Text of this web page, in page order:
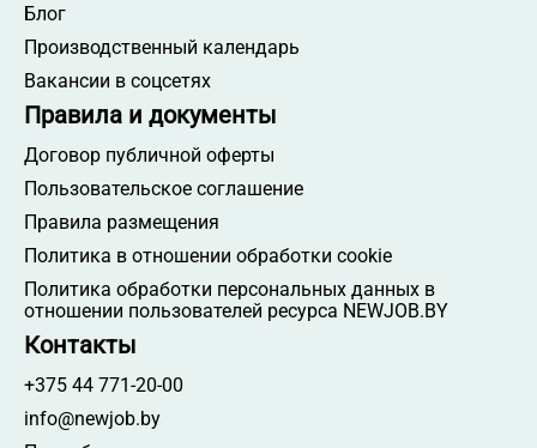
Блог
Производственный календарь
Вакансии в соцсетях
Правила и документы
Договор публичной оферты
Пользовательское соглашение
Правила размещения
Политика в отношении обработки cookie
Политика обработки персональных данных в
отношении пользователей ресурса NEWJOB.BY
Контакты
+375 44 771-20-00
info@newjob.by